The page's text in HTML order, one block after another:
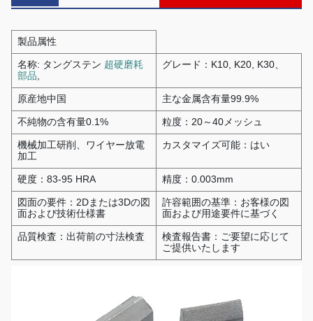
製品属性
名称: タングステン 超硬磨耗
部品
グレード：K10, K20, K30、
原産地中国 主な金属含有量99.9%
不純物の含有量0.1% 粒度：20～40メッシュ
機械加工研削、ワイヤー放電
加工
カスタマイズ可能：はい
硬度：83-95 HRA 精度：0.003mm
図面の要件：2Dまたは3Dの図
面および技術仕様書
許容範囲の基準：お客様の図
面および用途要件に基づく
品質検査：出荷前の寸法検査
検査報告書：ご要望に応じて
ご提供いたします